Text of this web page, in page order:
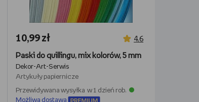
10,99 zł 4,6
Paski do quillingu, mix kolorów, 5 mm
Dekor-Art-Serwis
Artykuły papiernicze
Przewidywana wysyłka w 1 dzień rob.
Możliwa dostawa